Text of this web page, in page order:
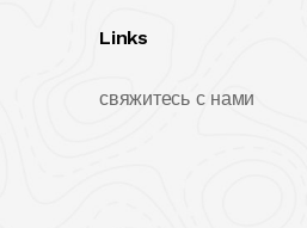
Links
свяжитесь с нами